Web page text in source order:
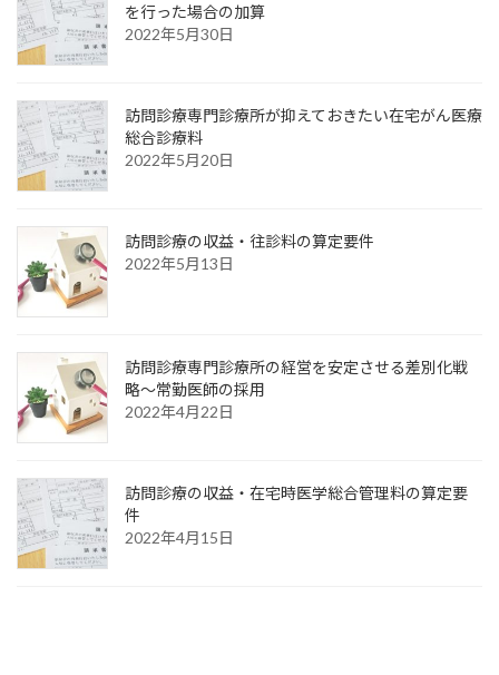
を行った場合の加算
2022年5月30日
訪問診療専門診療所が抑えておきたい在宅がん医療
総合診療料
2022年5月20日
訪問診療の収益・往診料の算定要件
2022年5月13日
訪問診療専門診療所の経営を安定させる差別化戦
略～常勤医師の採用
2022年4月22日
訪問診療の収益・在宅時医学総合管理料の算定要
件
2022年4月15日